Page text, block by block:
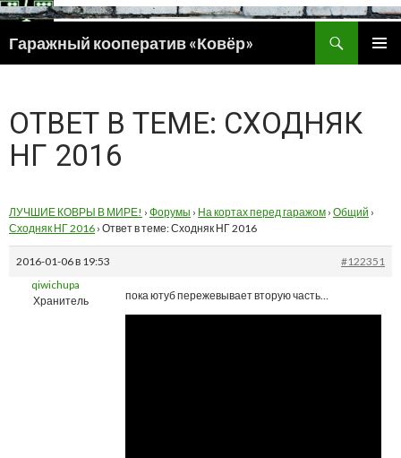
Гаражный кооператив «Ковёр»
ПЕРЕЙТИ
ОТВЕТ В ТЕМЕ: СХОДНЯК
НГ 2016
ЛУЧШИЕ КОВРЫ В МИРЕ! › Форумы › На кортах перед гаражом › Общий ›
Сходняк НГ 2016 › Ответ в теме: Сходняк НГ 2016
2016-01-06 в 19:53
#122351
qiwichupa
Хранитель
пока ютуб пережевывает вторую часть…